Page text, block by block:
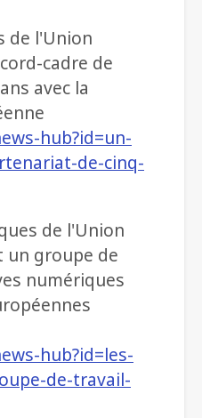
de l'Union
cadre de
avec la
hub?id=un-
de-cinq-
de l'Union
un groupe de
numériques
hub?id=les-
de-travail-